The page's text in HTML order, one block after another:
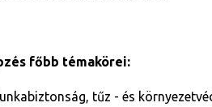
főbb témakörei:
tűz - és